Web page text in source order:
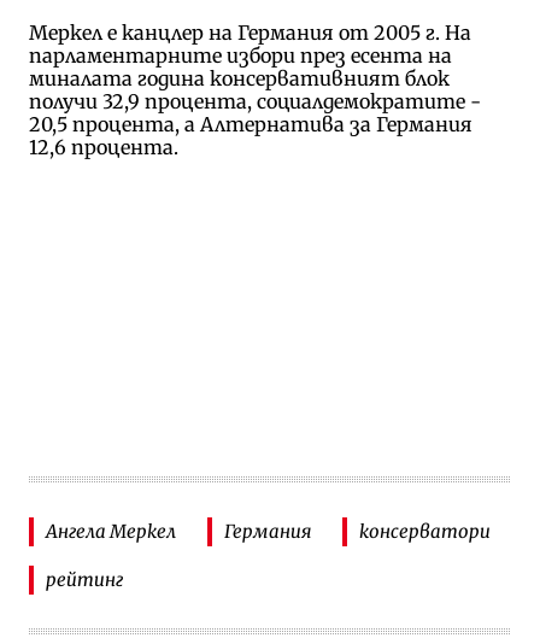
Меркел е канцлер на Германия от 2005 г. На
парламентарните избори през есента на
миналата година консервативният блок
получи 32,9 процента, социалдемократите -
20,5 процента, а Алтернатива за Германия
12,6 процента.
Ангела Меркел Германия консерватори
рейтинг